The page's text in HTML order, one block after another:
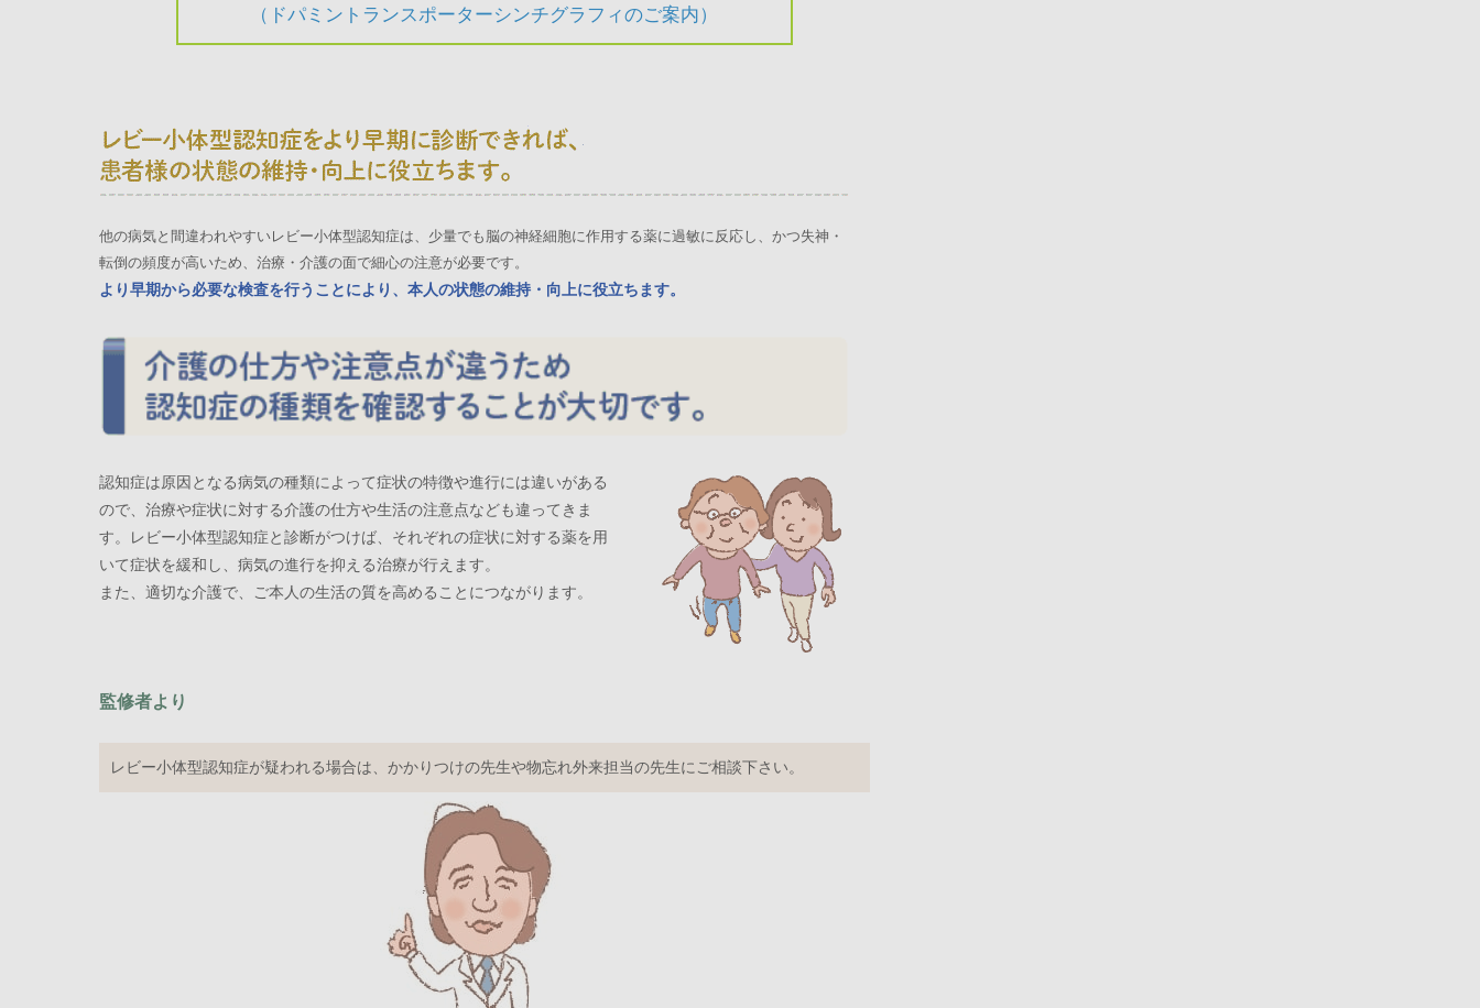
（ドパミントランスポーターシンチグラフィのご案内）
他の病気と間違われやすいレビー小体型認知症は、少量でも脳の神経細胞に作用する薬に過敏に反応し、かつ失神・
転倒の頻度が高いため、治療・介護の面で細心の注意が必要です。
より早期から必要な検査を行うことにより、本人の状態の維持・向上に役立ちます。
認知症は原因となる病気の種類によって症状の特徴や進行には違いがある
ので、治療や症状に対する介護の仕方や生活の注意点なども違ってきま
す。レビー小体型認知症と診断がつけば、それぞれの症状に対する薬を用
いて症状を緩和し、病気の進行を抑える治療が行えます。
また、適切な介護で、ご本人の生活の質を高めることにつながります。
監修者より
レビー小体型認知症が疑われる場合は、かかりつけの先生や物忘れ外来担当の先生にご相談下さい。